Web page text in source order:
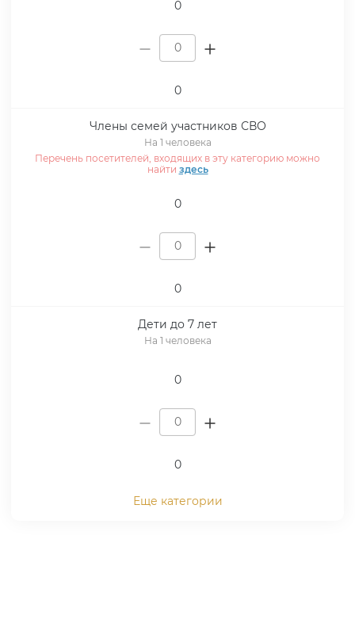
0
0
Члены семей участников СВО
На 1 человека
Перечень посетителей, входящих в эту категорию можно
найти здесь
0
0
Дети до 7 лет
На 1 человека
0
0
Еще категории